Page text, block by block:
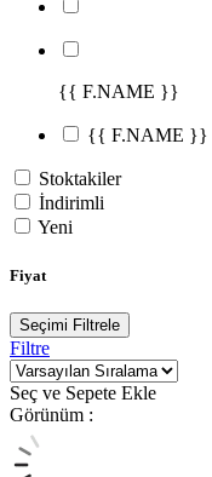
{{ F.NAME }}
{{ F.NAME }}
Stoktakiler
İndirimli
Yeni
Fiyat
Seçimi Filtrele
Filtre
Seç ve Sepete Ekle
Görünüm :